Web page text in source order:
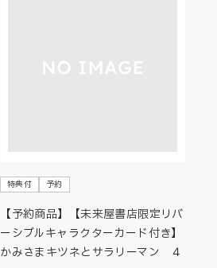
特典付 予約
【予約商品】【未来屋書店限定リバ
ーシブルキャラクターカード付き】
かみさまキツネとサラリーマン ４